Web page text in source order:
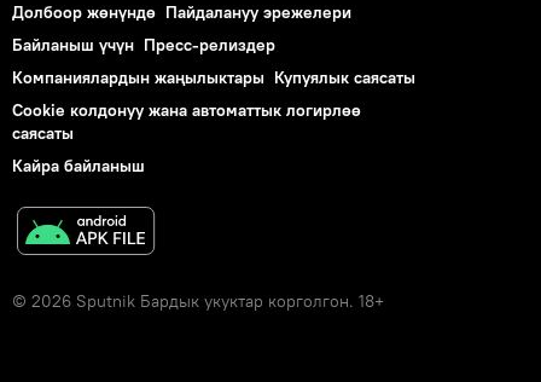
Долбоор жөнүндө Пайдалануу эрежелери
Байланыш үчүн Пресс-релиздер
Компаниялардын жаңылыктары Купуялык саясаты
Cookie колдонуу жана автоматтык логирлөө
саясаты
Кайра байланыш
© 2026 Sputnik Бардык укуктар корголгон. 18+